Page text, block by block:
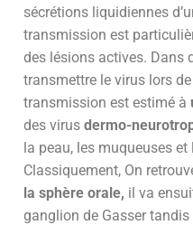
sécrétions liquidiennes
transmission est
des lésions actives. Dans
transmettre le virus lors
transmission est estimé à
des virus dermo-
la peau, les muqueuses
Classiquement, On
la sphère orale, il va
ganglion de Gasser tandis